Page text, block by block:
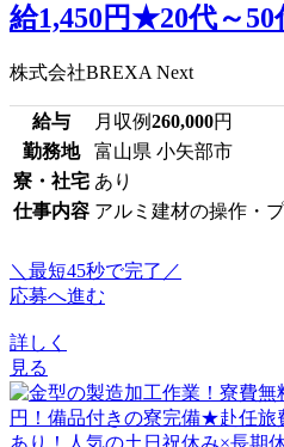
給1,450円★20代～
株式会社BREXA Next
給与 月収例260,000円
勤務地
富山県 小矢部市
寮・社宅 あり
仕事内容 アルミ建材の操作・
＼最短45秒で完了／
応募へ進む
詳しく
見る